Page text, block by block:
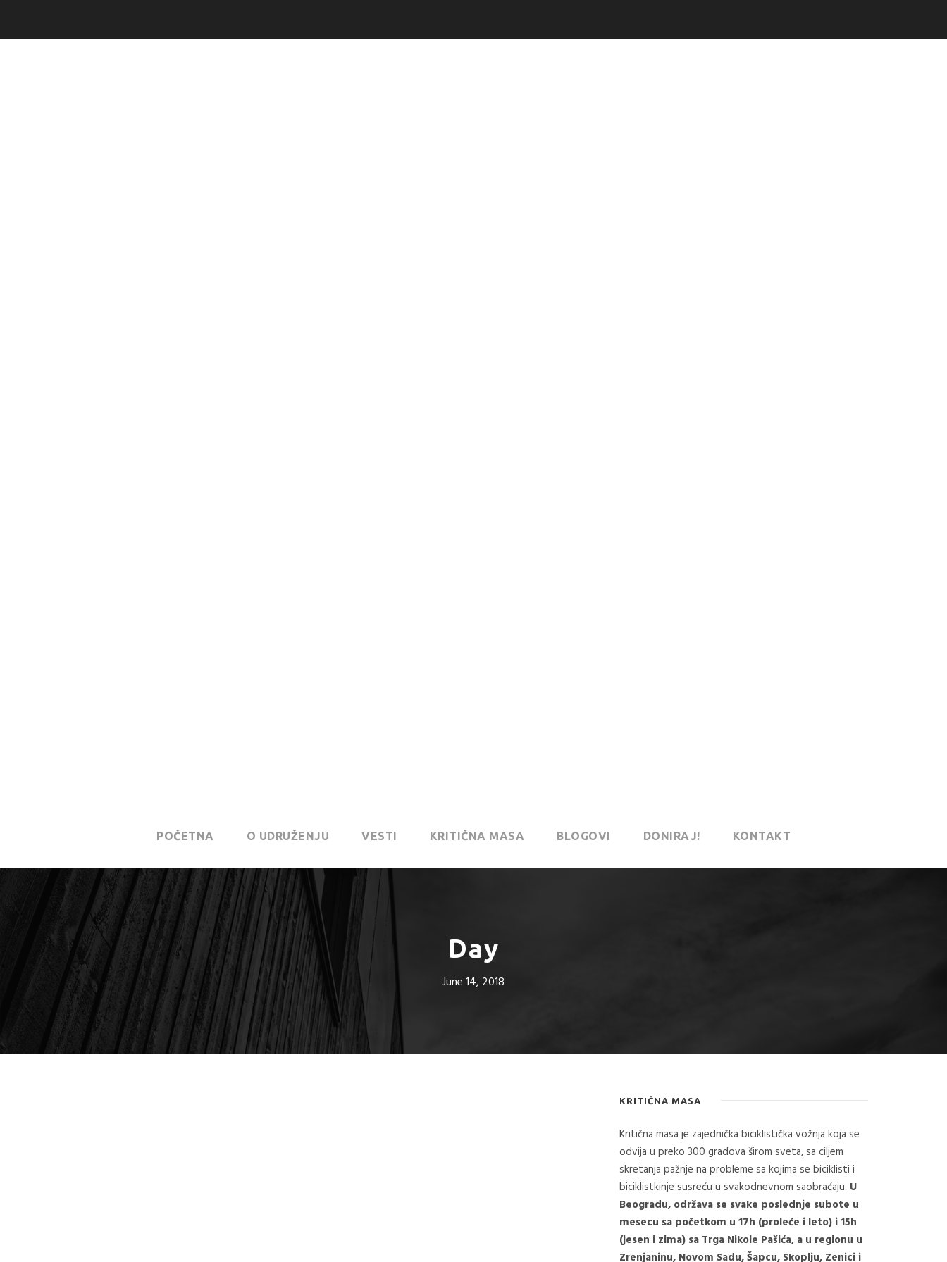
POČETNA O UDRUŽENJU VESTI KRITIČNA MASA BLOGOVI DONIRAJ! KONTAKT
Day
June 14, 2018
KRITIČNA MASA
Kritična masa je zajednička biciklistička vožnja koja se
odvija u preko 300 gradova širom sveta, sa ciljem
skretanja pažnje na probleme sa kojima se biciklisti i
biciklistkinje susreću u svakodnevnom saobraćaju. U
Beogradu, održava se svake poslednje subote u
mesecu sa početkom u 17h (proleće i leto) i 15h
(jesen i zima) sa Trga Nikole Pašića, a u regionu u
Zrenjaninu, Novom Sadu, Šapcu, Skoplju, Zenici i